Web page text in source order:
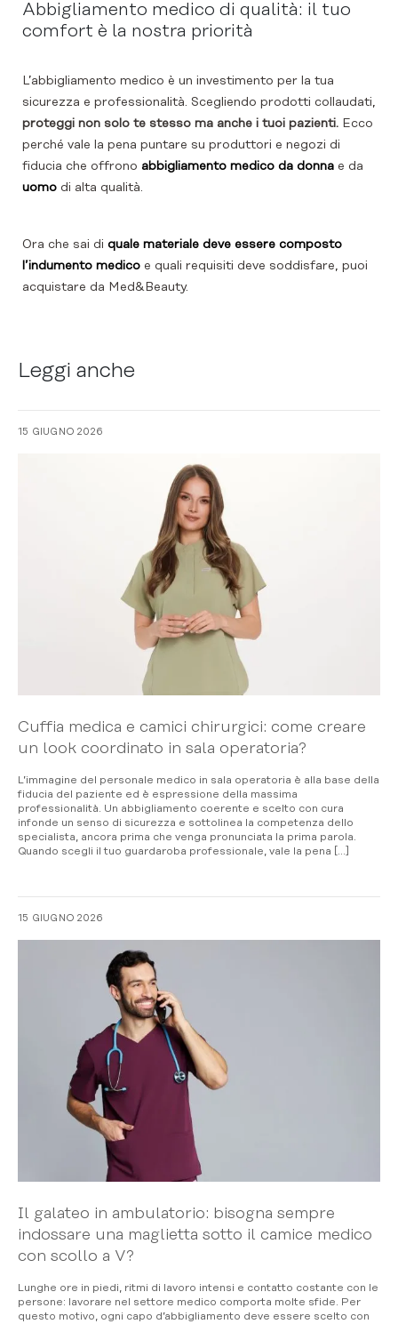
Abbigliamento medico di qualità: il tuo
comfort è la nostra priorità
L’abbigliamento medico è un investimento per la tua
sicurezza e professionalità. Scegliendo prodotti collaudati,
proteggi non solo te stesso ma anche i tuoi pazienti. Ecco
perché vale la pena puntare su produttori e negozi di
fiducia che offrono abbigliamento medico da donna e da
uomo di alta qualità.
Ora che sai di quale materiale deve essere composto
l’indumento medico e quali requisiti deve soddisfare, puoi
acquistare da Med&Beauty.
Leggi anche
15 GIUGNO 2026
Cuffia medica e camici chirurgici: come creare
un look coordinato in sala operatoria?
L’immagine del personale medico in sala operatoria è alla base della
fiducia del paziente ed è espressione della massima
professionalità. Un abbigliamento coerente e scelto con cura
infonde un senso di sicurezza e sottolinea la competenza dello
specialista, ancora prima che venga pronunciata la prima parola.
Quando scegli il tuo guardaroba professionale, vale la pena […]
15 GIUGNO 2026
Il galateo in ambulatorio: bisogna sempre
indossare una maglietta sotto il camice medico
con scollo a V?
Lunghe ore in piedi, ritmi di lavoro intensi e contatto costante con le
persone: lavorare nel settore medico comporta molte sfide. Per
questo motivo, ogni capo d’abbigliamento deve essere scelto con